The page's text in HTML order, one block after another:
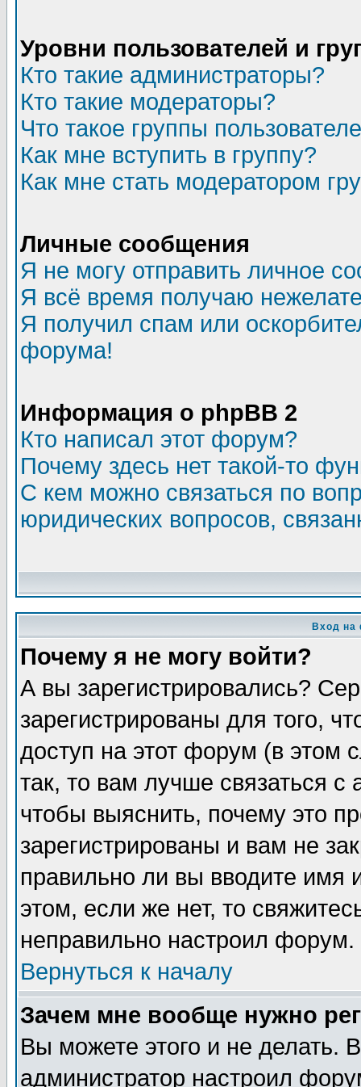
Уровни пользователей и
Кто такие администраторы?
Кто такие модераторы?
Что такое группы
Как мне вступить в группу?
Как мне стать модератором
Личные сообщения
Я не могу отправить личное
Я всё время получаю
Я получил спам или
форума!
Информация о phpBB 2
Кто написал этот форум?
Почему здесь нет такой-то
С кем можно связаться по
юридических вопросов,
Вход на
Почему я не могу войти?
А вы зарегистрировались?
зарегистрированы для того,
доступ на этот форум (в этом
так, то вам лучше связаться
чтобы выяснить, почему это
зарегистрированы и вам не
правильно ли вы вводите
этом, если же нет, то
неправильно настроил форум.
Вернуться к началу
Зачем мне вообще нужно
Вы можете этого и не делать.
администратор настроил